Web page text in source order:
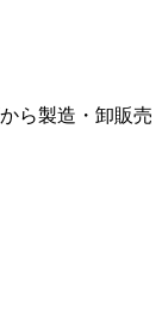
ら製造・卸販売